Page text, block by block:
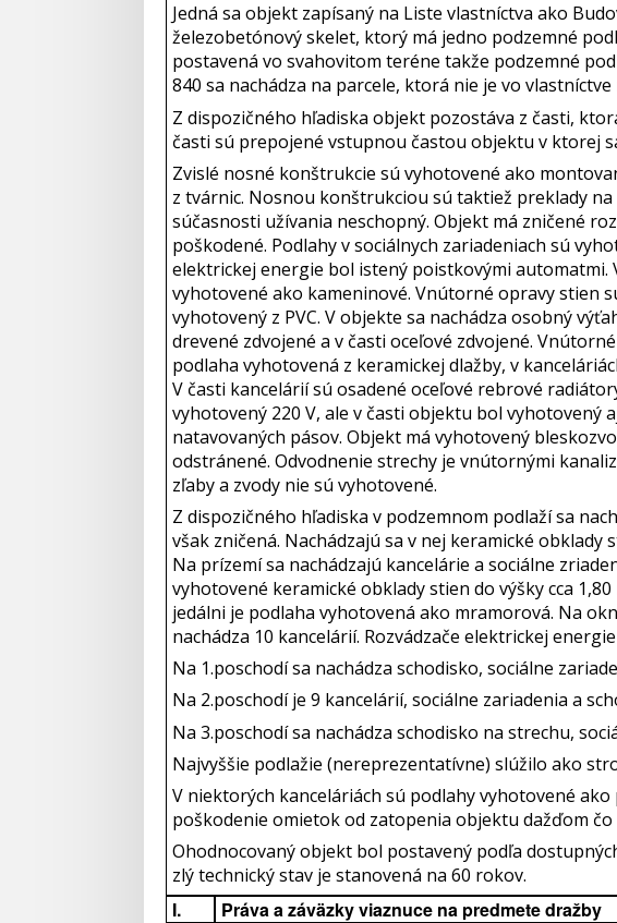
Jedná sa objekt zapísaný na Liste vlastníctva ako
železobetónový skelet, ktorý má jedno podzemné
postavená vo svahovitom teréne takže podzemné
840 sa nachádza na parcele, ktorá nie je vo
Z dispozičného hľadiska objekt pozostáva z časti,
časti sú prepojené vstupnou častou objektu v ktorej
Zvislé nosné konštrukcie sú vyhotovené ako
z tvárnic. Nosnou konštrukciou sú taktiež preklady
súčasnosti užívania neschopný. Objekt má zničené
poškodené. Podlahy v sociálnych zariadeniach sú
elektrickej energie bol istený poistkovými
vyhotovené ako kameninové. Vnútorné opravy stien
vyhotovený z PVC. V objekte sa nachádza osobný
drevené zdvojené a v časti oceľové zdvojené.
podlaha vyhotovená z keramickej dlažby, v
V časti kancelárií sú osadené oceľové rebrové
vyhotovený 220 V, ale v časti objektu bol vyhotovený
natavovaných pásov. Objekt má vyhotovený
odstránené. Odvodnenie strechy je vnútornými
zľaby a zvody nie sú vyhotovené.
Z dispozičného hľadiska v podzemnom podlaží sa
však zničená. Nachádzajú sa v nej keramické obklady
Na prízemí sa nachádzajú kancelárie a sociálne
vyhotovené keramické obklady stien do výšky cca
jedálni je podlaha vyhotovená ako mramorová. Na
nachádza 10 kancelárií. Rozvádzače elektrickej
Na 1.poschodí sa nachádza schodisko, sociálne
Na 2.poschodí je 9 kancelárií, sociálne zariadenia a
Na 3.poschodí sa nachádza schodisko na strechu,
Najvyššie podlažie (nereprezentatívne) slúžilo ako
V niektorých kanceláriách sú podlahy vyhotovené
poškodenie omietok od zatopenia objektu dažďom
Ohodnocovaný objekt bol postavený podľa
zlý technický stav je stanovená na 60 rokov.
I.
Práva a záväzky viaznuce na predmete dražby